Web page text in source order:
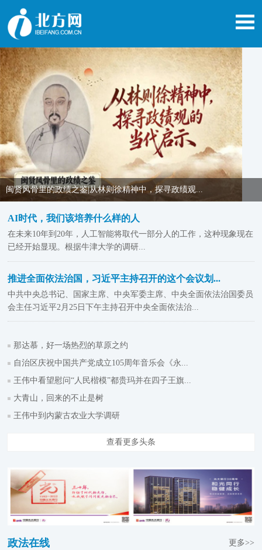
闽贤风骨里的政绩之鉴|从林则徐精神中，探寻政绩观...
AI时代，我们该培养什么样的人
在未来10年到20年，人工智能将取代一部分人的工作，这种现象现在
已经开始显现。根据牛津大学的调研...
推进全面依法治国，习近平主持召开的这个会议划...
中共中央总书记、国家主席、中央军委主席、中央全面依法治国委员
会主任习近平2月25日下午主持召开中央全面依法治...
那达慕，好一场热烈的草原之约
自治区庆祝中国共产党成立105周年音乐会《永...
王伟中看望慰问“人民楷模”都贵玛并在四子王旗...
大青山，回来的不止是树
王伟中到内蒙古农业大学调研
查看更多头条
政法在线 更多>>